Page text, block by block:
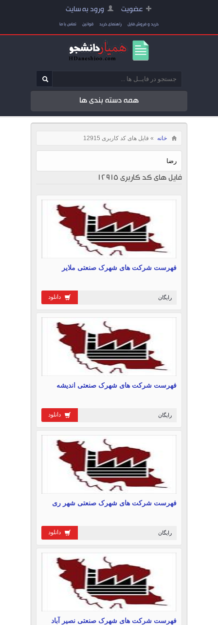
عضویت ورود به سایت
خرید و فروش فایل راهنمای خرید قوانین تماس با ما
همه دسته بندی ها
خانه » فایل های کد کاربری 12915
رضا
فایل های کد کاربری 12915
فهرست شرکت های شهرک صنعتی ملایر
دانلود رایگان
فهرست شرکت های شهرک صنعتی اندیشه
دانلود رایگان
فهرست شرکت های شهرک صنعتی شهر ری
دانلود رایگان
فهرست شرکت های شهرک صنعتی نصیر آباد